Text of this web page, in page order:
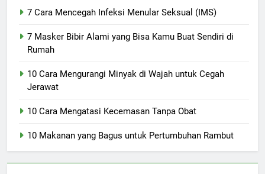
7 Cara Mencegah Infeksi Menular Seksual (IMS)
7 Masker Bibir Alami yang Bisa Kamu Buat Sendiri di
Rumah
10 Cara Mengurangi Minyak di Wajah untuk Cegah
Jerawat
10 Cara Mengatasi Kecemasan Tanpa Obat
10 Makanan yang Bagus untuk Pertumbuhan Rambut